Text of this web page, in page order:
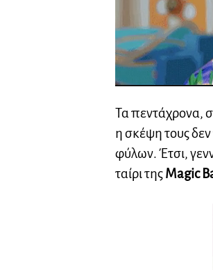
Τα πεντάχρονα,
η σκέψη τους δεν
φύλων. Έτσι,
ταίρι τηςMagic